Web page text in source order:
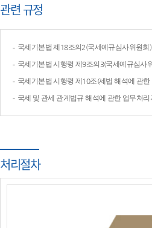
관련 규정
국세기본법 제18조의2(국세예규심사위원회)
국세기본법 시행령 제9조의3(국세예규심사
국세기본법 시행령 제10조(세법 해석에 관
국세 및 관세 관계법규 해석에 관한 업무처
처리절차